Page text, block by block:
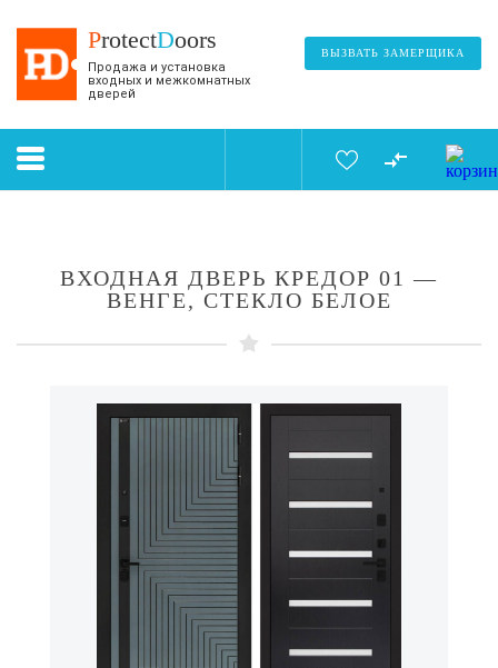
ProtectDoors
Продажа и установка
входных и межкомнатных
дверей
ВЫЗВАТЬ ЗАМЕРЩИКА
ВХОДНАЯ ДВЕРЬ КРЕДОР 01 —
ВЕНГЕ, СТЕКЛО БЕЛОЕ